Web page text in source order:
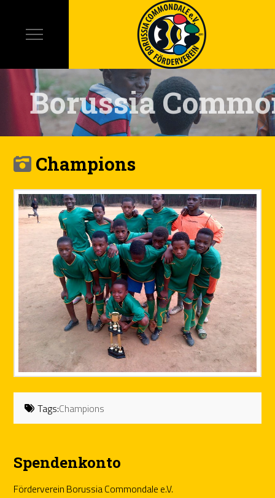
Borussia
Champions
Tags:Champions
Spendenkonto
Förderverein Borussia Commondale e.V.